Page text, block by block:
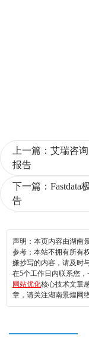
上一篇： 艾瑞咨
报告
下一篇： Fastdata
告
声明：本页内容由湖南
参考；本站不拥有所有
嫌抄写的内容，请及时
在5个工作日内联系您
网站优化核心技术文章
章，请关注湖南景煌网